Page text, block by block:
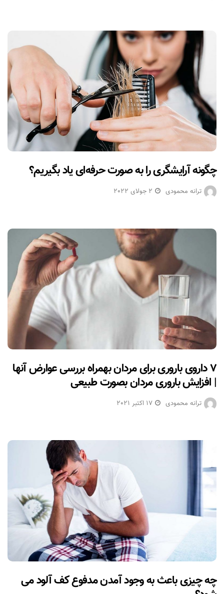
چگونه آرایشگری را به صورت حرفه‌ای یاد بگیریم؟
ترانه محمودی 2 جولای 2022
۷ داروی باروری برای مردان بهمراه بررسی عوارض آنها
| افزایش باروری مردان بصورت طبیعی
ترانه محمودی 17 اکتبر 2021
چه چیزی باعث به وجود آمدن مدفوع کف آلود می